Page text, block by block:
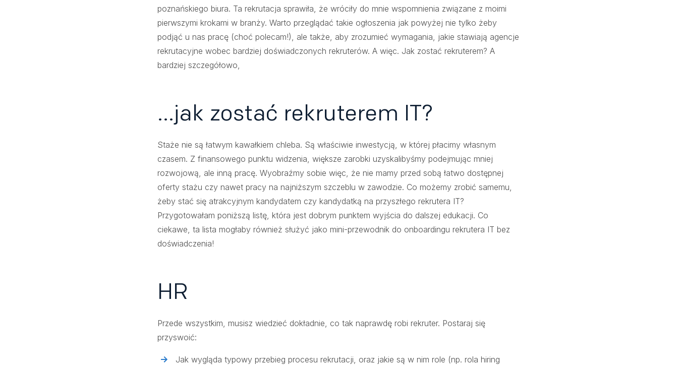
poznańskiego biura. Ta rekrutacja sprawiła, że wróciły do mnie wspomnienia związane z moimi
pierwszymi krokami w branży. Warto przeglądać takie ogłoszenia jak powyżej nie tylko żeby
podjąć u nas pracę (choć polecam!), ale także, aby zrozumieć wymagania, jakie stawiają agencje
rekrutacyjne wobec bardziej doświadczonych rekruterów. A więc. Jak zostać rekruterem? A
bardziej szczegółowo,
...jak zostać rekruterem IT?
Staże nie są łatwym kawałkiem chleba. Są właściwie inwestycją, w której płacimy własnym
czasem. Z finansowego punktu widzenia, większe zarobki uzyskalibyśmy podejmując mniej
rozwojową, ale inną pracę. Wyobraźmy sobie więc, że nie mamy przed sobą łatwo dostępnej
oferty stażu czy nawet pracy na najniższym szczeblu w zawodzie. Co możemy zrobić samemu,
żeby stać się atrakcyjnym kandydatem czy kandydatką na przyszłego rekrutera IT?
Przygotowałam poniższą listę, która jest dobrym punktem wyjścia do dalszej edukacji. Co
ciekawe, ta lista mogłaby również służyć jako mini-przewodnik do onboardingu rekrutera IT bez
doświadczenia!
HR
Przede wszystkim, musisz wiedzieć dokładnie, co tak naprawdę robi rekruter. Postaraj się
przyswoić:
Jak wygląda typowy przebieg procesu rekrutacji, oraz jakie są w nim role (np. rola hiring